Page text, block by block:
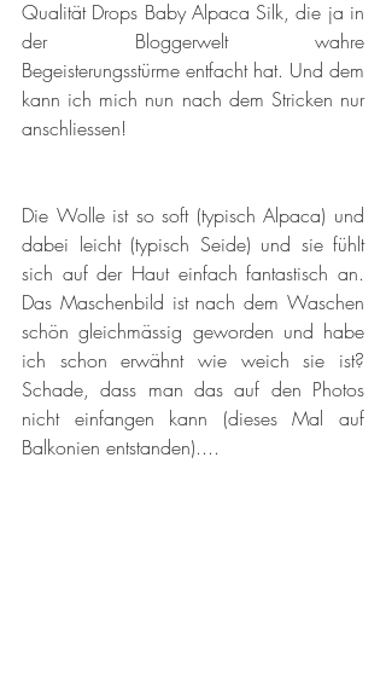
Qualität Drops Baby Alpaca Silk, die ja in
der Bloggerwelt wahre
Begeisterungsstürme entfacht hat. Und dem
kann ich mich nun nach dem Stricken nur
anschliessen!
Die Wolle ist so soft (typisch Alpaca) und
dabei leicht (typisch Seide) und sie fühlt
sich auf der Haut einfach fantastisch an.
Das Maschenbild ist nach dem Waschen
schön gleichmässig geworden und habe
ich schon erwähnt wie weich sie ist?
Schade, dass man das auf den Photos
nicht einfangen kann (dieses Mal auf
Balkonien entstanden)....